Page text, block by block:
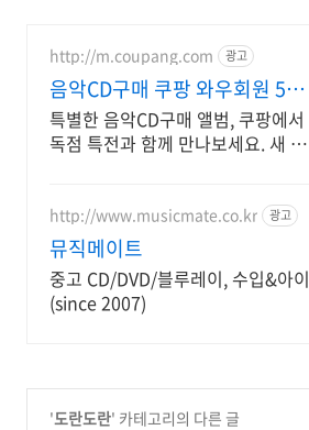
http://m.coupang.com 광고
음악CD구매 쿠팡 와우회원 5%
캐시적립
특별한 음악CD구매 앨범, 쿠팡에서
독점 특전과 함께 만나보세요. 새 앨
http://www.musicmate.co.kr 광고
뮤직메이트
중고 CD/DVD/블루레이, 수입&아
(since 2007)
'도란도란' 카테고리의 다른 글